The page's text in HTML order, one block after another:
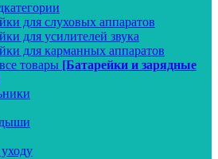
для слуховых аппаратов
для усилителей звука
для карманных аппаратов
товары [Батарейки и зарядные